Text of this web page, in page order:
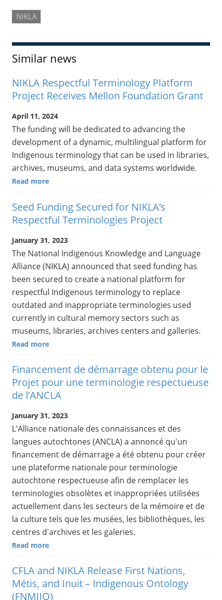
NIKLA
Similar news
NIKLA Respectful Terminology Platform
Project Receives Mellon Foundation Grant
April 11, 2024
The funding will be dedicated to advancing the
development of a dynamic, multilingual platform for
Indigenous terminology that can be used in libraries,
archives, museums, and data systems worldwide.
Read more
Seed Funding Secured for NIKLA’s
Respectful Terminologies Project
January 31, 2023
The National Indigenous Knowledge and Language
Alliance (NIKLA) announced that seed funding has
been secured to create a national platform for
respectful Indigenous terminology to replace
outdated and inappropriate terminologies used
currently in cultural memory sectors such as
museums, libraries, archives centers and galleries.
Read more
Financement de démarrage obtenu pour le
Projet pour une terminologie respectueuse
de l’ANCLA
January 31, 2023
L'Alliance nationale des connaissances et des
langues autochtones (ANCLA) a annoncé qu'un
financement de démarrage a été obtenu pour créer
une plateforme nationale pour terminologie
autochtone respectueuse afin de remplacer les
terminologies obsolètes et inappropriées utilisées
actuellement dans les secteurs de la mémoire et de
la culture tels que les musées, les bibliothèques, les
centres d'archives et les galeries.
Read more
CFLA and NIKLA Release First Nations,
Métis, and Inuit – Indigenous Ontology
(FNMIIO)